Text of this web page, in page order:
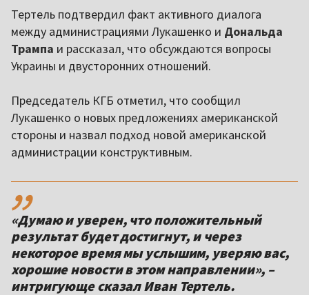
Тертель подтвердил факт активного диалога
между администрациями Лукашенко и Дональда
Трампа и рассказал, что обсуждаются вопросы
Украины и двусторонних отношений.
Председатель КГБ отметил, что сообщил
Лукашенко о новых предложениях американской
стороны и назвал подход новой американской
администрации конструктивным.
,,
«Думаю и уверен, что положительный
результат будет достигнут, и через
некоторое время мы услышим, уверяю вас,
хорошие новости в этом направлении», –
интригующе сказал Иван Тертель.